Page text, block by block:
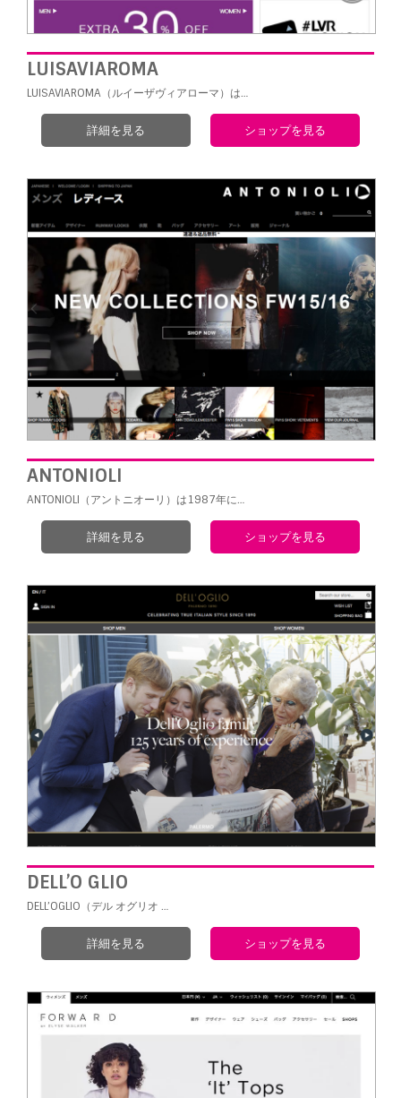
LUISAVIAROMA
LUISAVIAROMA（ルイーザヴィアローマ）は…
詳細を見る ショップを見る
ANTONIOLI
ANTONIOLI（アントニオーリ）は1987年に…
詳細を見る ショップを見る
DELL’O GLIO
DELL’OGLIO（デル オグリオ …
詳細を見る ショップを見る